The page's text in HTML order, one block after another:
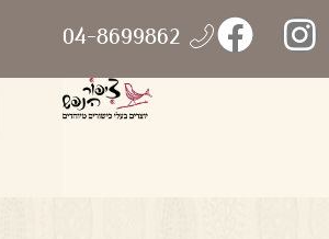
04-8699862